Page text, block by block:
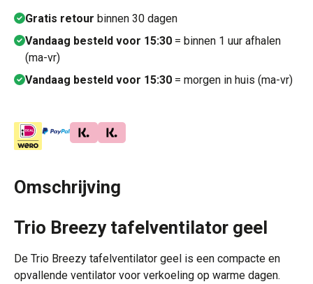
Gratis retour binnen 30 dagen
Vandaag besteld voor 15:30 = binnen 1 uur afhalen
(ma-vr)
Vandaag besteld voor 15:30 = morgen in huis (ma-vr)
Omschrijving
Trio Breezy tafelventilator geel
De Trio Breezy tafelventilator geel is een compacte en
opvallende ventilator voor verkoeling op warme dagen.